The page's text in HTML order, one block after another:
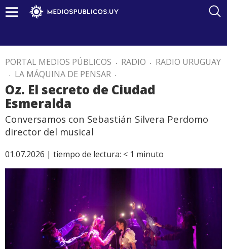
PORTAL MEDIOS PÚBLICOS . RADIO . RADIO URUGUAY
. LA MÁQUINA DE PENSAR .
Oz. El secreto de Ciudad
Esmeralda
Conversamos con Sebastián Silvera Perdomo
director del musical
01.07.2026 | tiempo de lectura: < 1 minuto